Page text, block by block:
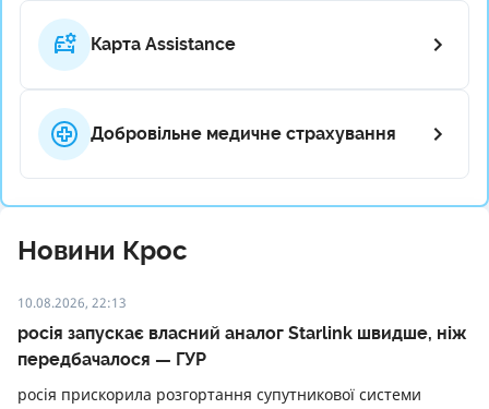
Карта Assistance
Добровільне медичне страхування
Новини Крос
10.08.2026, 22:13
росія запускає власний аналог Starlink швидше, ніж
передбачалося — ГУР
росія прискорила розгортання супутникової системи